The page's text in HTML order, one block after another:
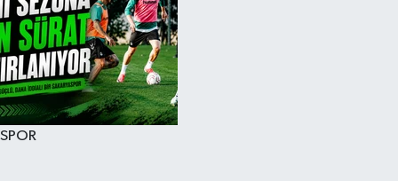
SPOR